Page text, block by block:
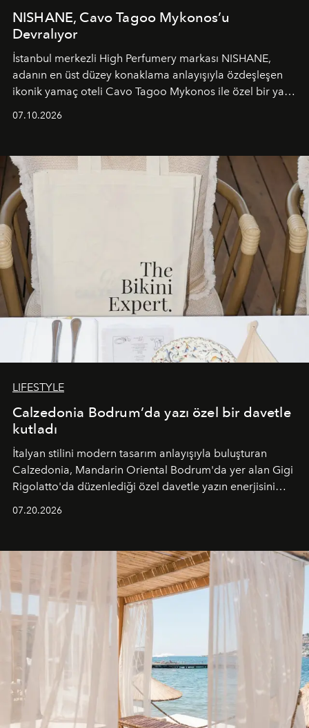
NISHANE, Cavo Tagoo Mykonos’u
Devralıyor
İstanbul merkezli High Perfumery markası NISHANE,
adanın en üst düzey konaklama anlayışıyla özdeşleşen
ikonik yamaç oteli Cavo Tagoo Mykonos ile özel bir yaz
buluşturarak markanın Cavo Tagoo’daki varlığını
sürükleyici ve mevsime özel bir deneyime dönüştürüyor.
07.10.2026
LIFESTYLE
Calzedonia Bodrum’da yazı özel bir davetle
kutladı
İtalyan stilini modern tasarım anlayışıyla buluşturan
Calzedonia, Mandarin Oriental Bodrum'da yer alan Gigi
Rigolatto'da düzenlediği özel davetle yazın enerjisini
07.20.2026